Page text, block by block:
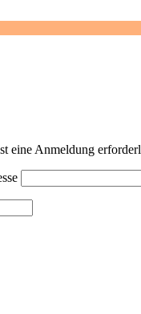
eine Anmeldung